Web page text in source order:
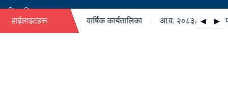
सिफारिस
हाईलाइटहरू: ◀ ▶
०८४ को पदपूर्ति सम्बन्धी वार्षिक कार्यतालिका आ.व. २०८३/०८४ को